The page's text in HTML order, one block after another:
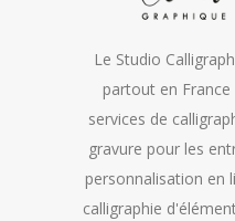
Le Studio
partout en
services de
gravure pour les
personnalisation en
calligraphie